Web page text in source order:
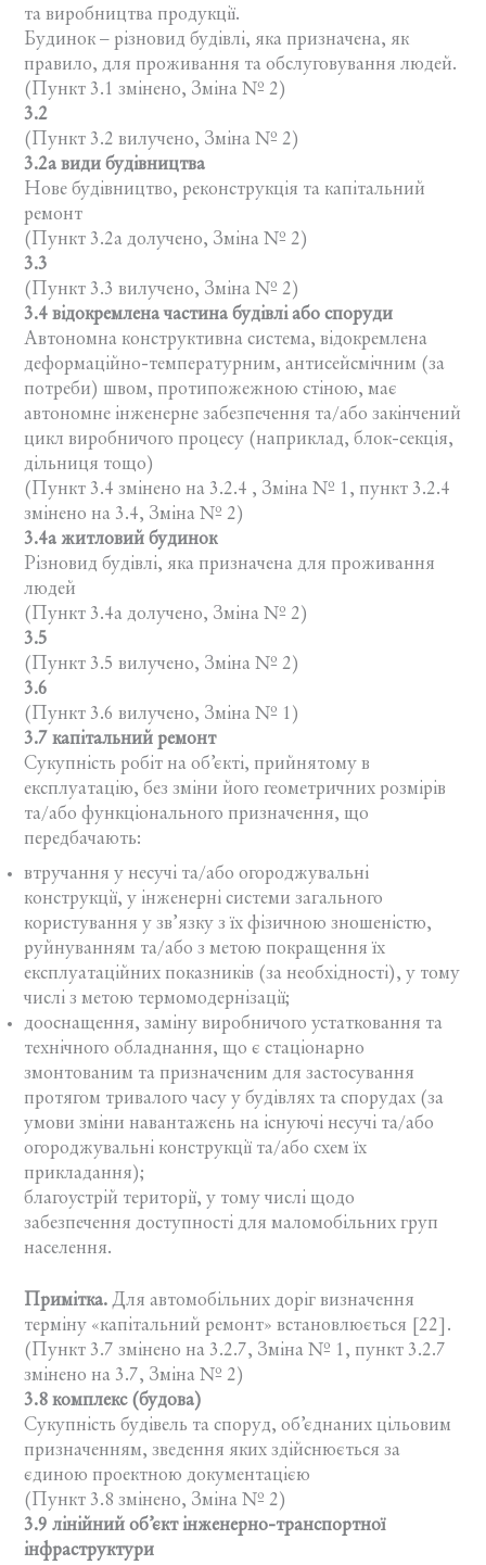
та виробництва продукції.
Будинок – різновид будівлі, яка призначена, як
правило, для проживання та обслуговування людей.
(Пункт 3.1 змінено, Зміна № 2)
3.2
(Пункт 3.2 вилучено, Зміна № 2)
3.2а види будівництва
Нове будівництво, реконструкція та капітальний
ремонт
(Пункт 3.2а долучено, Зміна № 2)
3.3
(Пункт 3.3 вилучено, Зміна № 2)
3.4 відокремлена частина будівлі або споруди
Автономна конструктивна система, відокремлена
деформаційно-температурним, антисейсмічним (за
потреби) швом, протипожежною стіною, має
автономне інженерне забезпечення та/або закінчений
цикл виробничого процесу (наприклад, блок-секція,
дільниця тощо)
(Пункт 3.4 змінено на 3.2.4 , Зміна № 1, пункт 3.2.4
змінено на 3.4, Зміна № 2)
3.4а житловий будинок
Різновид будівлі, яка призначена для проживання
людей
(Пункт 3.4а долучено, Зміна № 2)
3.5
(Пункт 3.5 вилучено, Зміна № 2)
3.6
(Пункт 3.6 вилучено, Зміна № 1)
3.7 капітальний ремонт
Сукупність робіт на об’єкті, прийнятому в
експлуатацію, без зміни його геометричних розмірів
та/або функціонального призначення, що
передбачають:
втручання у несучі та/або огороджувальні
конструкції, у інженерні системи загального
користування у зв’язку з їх фізичною зношеністю,
руйнуванням та/або з метою покращення їх
експлуатаційних показників (за необхідності), у тому
числі з метою термомодернізації;
дооснащення, заміну виробничого устатковання та
технічного обладнання, що є стаціонарно
змонтованим та призначеним для застосування
протягом тривалого часу у будівлях та спорудах (за
умови зміни навантажень на існуючі несучі та/або
огороджувальні конструкції та/або схем їх
прикладання);
благоустрій території, у тому числі щодо
забезпечення доступності для маломобільних груп
населення.
Примітка. Для автомобільних доріг визначення
терміну «капітальний ремонт» встановлюється [22].
(Пункт 3.7 змінено на 3.2.7, Зміна № 1, пункт 3.2.7
змінено на 3.7, Зміна № 2)
3.8 комплекс (будова)
Сукупність будівель та споруд, об’єднаних цільовим
призначенням, зведення яких здійснюється за
єдиною проектною документацією
(Пункт 3.8 змінено, Зміна № 2)
3.9 лінійний об’єкт інженерно-транспортної
інфраструктури